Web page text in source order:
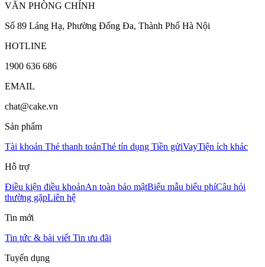
VĂN PHÒNG CHÍNH
Số 89 Láng Hạ, Phường Đống Đa, Thành Phố Hà Nội
HOTLINE
1900 636 686
EMAIL
chat@cake.vn
Sản phẩm
Tài khoản Thẻ thanh toánThẻ tín dụng Tiền gửiVayTiện ích khác
Hỗ trợ
Điều kiện điều khoảnAn toàn bảo mậtBiểu mẫu biểu phíCâu hỏi
thường gặpLiên hệ
Tin mới
Tin tức & bài viết Tin ưu đãi
Tuyển dụng